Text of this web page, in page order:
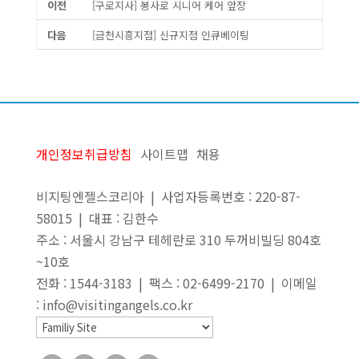
이전
[구로지사] 봉사로 시니어 케어 앞장
다음
[금천시흥지점] 신규지점 인큐베이팅
개인정보취급방침 사이트맵 채용
비지팅엔젤스코리아 | 사업자등록번호 : 220-87-
58015 | 대표 : 김한수
주소 : 서울시 강남구 테헤란로 310 두꺼비빌딩 804호
~10호
전화 : 1544-3183 | 팩스 : 02-6499-2170 | 이메일
: info@visitingangels.co.kr